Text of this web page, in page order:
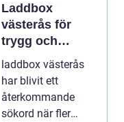
Laddbox
västerås för
trygg och
effektiv
hemmaladdning
laddbox västerås
har blivit ett
återkommande
sökord när fler